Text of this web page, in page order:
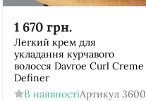
1 670 грн.
Легкий крем для
укладання курчавого
волосся Davroe Curl Creme
Definer
В наявностіАртикул 3600